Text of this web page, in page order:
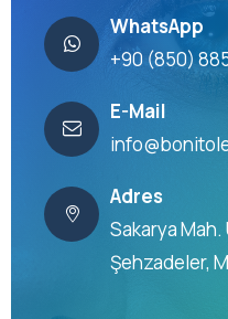
WhatsApp
+90 (850)
E-Mail
Adres
Sakarya
Şehzadeler,